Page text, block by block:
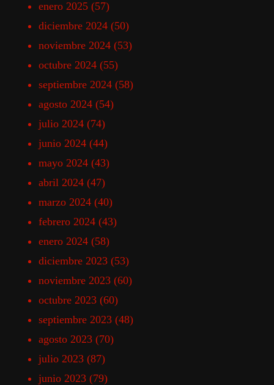
enero 2025 (57)
diciembre 2024 (50)
noviembre 2024 (53)
octubre 2024 (55)
septiembre 2024 (58)
agosto 2024 (54)
julio 2024 (74)
junio 2024 (44)
mayo 2024 (43)
abril 2024 (47)
marzo 2024 (40)
febrero 2024 (43)
enero 2024 (58)
diciembre 2023 (53)
noviembre 2023 (60)
octubre 2023 (60)
septiembre 2023 (48)
agosto 2023 (70)
julio 2023 (87)
junio 2023 (79)